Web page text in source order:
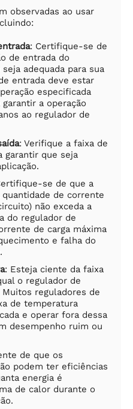
observadas ao usar
: Certifique-se de
de entrada do
adequada para sua
entrada deve estar
especificada
a operação
ao regulador de
: Verifique a faixa de
garantir que seja
se de que a
de corrente
não exceda a
do regulador de
de carga máxima
e falha do
: Esteja ciente da faixa
o regulador de
reguladores de
de temperatura
e operar fora dessa
desempenho ruim ou
de que os
podem ter eficiências
energia é
de calor durante o